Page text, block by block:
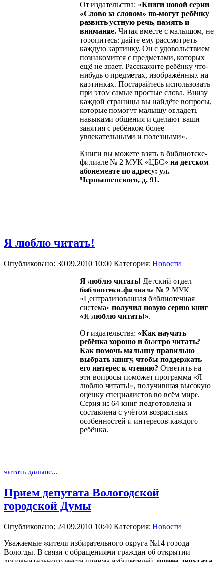
От издательства: «Книги новой серии
«Слово за словом» по-могут ребёнку
развить устную речь, память и
внимание. Читая вместе с малышом, не
торопитесь: дайте ему рассмотреть
каждую картинку. Он с удовольствием
познакомится с предметами, которых
ещё не знает. Расскажите ребёнку что-
нибудь о предметах, изображённых на
картинках. Постарайтесь использовать
при этом самые простые слова. Внизу
каждой страницы вы найдёте вопросы,
которые помогут малышу овладеть
навыками общения и сделают ваши
занятия с ребёнком более
увлекательными и полезными».
Книги вы можете взять в библиотеке-
филиале № 2 МУК «ЦБС» на детском
абонементе по адресу: ул.
Чернышевского, д. 91.
Я люблю читать!
Опубликовано: 30.09.2010 10:00 Категория: Новости
Я люблю читать! Детский отдел
библиотеки-филиала № 2 МУК
«Централизованная библиотечная
система» получил новую серию книг
«Я люблю читать!».
От издательства: «Как научить
ребёнка хорошо и быстро читать?
Как помочь малышу правильно
выбрать книгу, чтобы поддержать
его интерес к чтению? Ответить на
эти вопросы поможет программа «Я
люблю читать!», получившая высокую
оценку специалистов во всём мире.
Серия из 64 книг подготовлена и
составлена с учётом возрастных
особенностей и интересов каждого
ребёнка.
читать дальше...
Прием депутата Вологодской
городской Думы
Опубликовано: 24.09.2010 10:40 Категория: Новости
Уважаемые жители избирательного округа №14 города
Вологды. В связи с обращениями граждан об открытии